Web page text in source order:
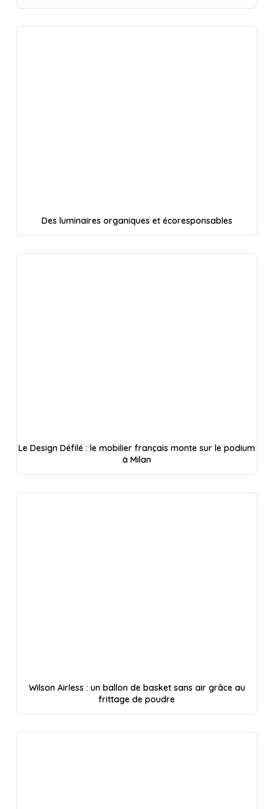
Des luminaires organiques et écoresponsables
Le Design Défilé : le mobilier français monte sur le podium
à Milan
Wilson Airless : un ballon de basket sans air grâce au
frittage de poudre